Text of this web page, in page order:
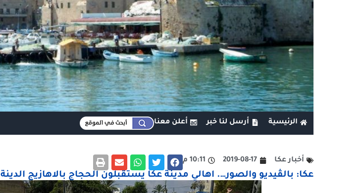
الرئيسية أرسل لنا خبر أعلن معنا
أخبار عكا 2019-08-17 10:11 م
عكا: بالڤيديو والصور…. اهالي مدينة عكا يستقبلون الحجاج بالاهازيج الدينة